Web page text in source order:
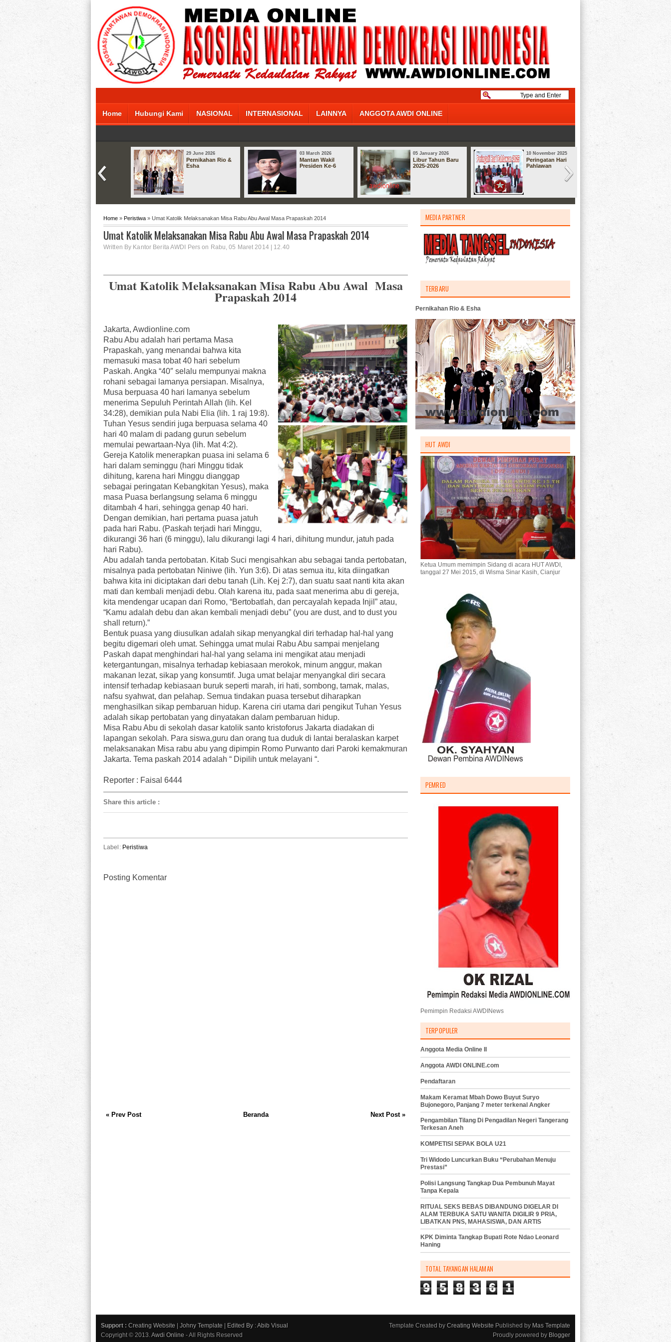
Home Hubungi Kami NASIONAL INTERNASIONAL LAINNYA ANGGOTA AWDI ONLINE
29 June 2026
Pernikahan Rio &
Esha
03 March 2026
Mantan Wakil
Presiden Ke-6
05 January 2026
Libur Tahun Baru
2025-2026
10 November 2025
Peringatan Hari
Pahlawan
Home » Peristiwa » Umat Katolik Melaksanakan Misa Rabu Abu Awal Masa Prapaskah 2014
Umat Katolik Melaksanakan Misa Rabu Abu Awal Masa Prapaskah 2014
Written By Kantor Berita AWDI Pers on Rabu, 05 Maret 2014 | 12.40
Umat Katolik Melaksanakan Misa Rabu Abu Awal Masa
Prapaskah 2014
Jakarta, Awdionline.com
Rabu Abu adalah hari pertama Masa
Prapaskah, yang menandai bahwa kita
memasuki masa tobat 40 hari sebelum
Paskah. Angka “40″ selalu mempunyai makna
rohani sebagai lamanya persiapan. Misalnya,
Musa berpuasa 40 hari lamanya sebelum
menerima Sepuluh Perintah Allah (lih. Kel
34:28), demikian pula Nabi Elia (lih. 1 raj 19:8).
Tuhan Yesus sendiri juga berpuasa selama 40
hari 40 malam di padang gurun sebelum
memulai pewartaan-Nya (lih. Mat 4:2).
Gereja Katolik menerapkan puasa ini selama 6
hari dalam seminggu (hari Minggu tidak
dihitung, karena hari Minggu dianggap
sebagai peringatan Kebangkitan Yesus), maka
masa Puasa berlangsung selama 6 minggu
ditambah 4 hari, sehingga genap 40 hari.
Dengan demikian, hari pertama puasa jatuh
pada hari Rabu. (Paskah terjadi hari Minggu,
dikurangi 36 hari (6 minggu), lalu dikurangi lagi 4 hari, dihitung mundur, jatuh pada
hari Rabu).
Abu adalah tanda pertobatan. Kitab Suci mengisahkan abu sebagai tanda pertobatan,
misalnya pada pertobatan Niniwe (lih. Yun 3:6). Di atas semua itu, kita diingatkan
bahwa kita ini diciptakan dari debu tanah (Lih. Kej 2:7), dan suatu saat nanti kita akan
mati dan kembali menjadi debu. Olah karena itu, pada saat menerima abu di gereja,
kita mendengar ucapan dari Romo, “Bertobatlah, dan percayalah kepada Injil” atau,
“Kamu adalah debu dan akan kembali menjadi debu” (you are dust, and to dust you
shall return).”
Bentuk puasa yang diusulkan adalah sikap menyangkal diri terhadap hal-hal yang
begitu digemari oleh umat. Sehingga umat mulai Rabu Abu sampai menjelang
Paskah dapat menghindari hal-hal yang selama ini mengikat atau menjadi
ketergantungan, misalnya terhadap kebiasaan merokok, minum anggur, makan
makanan lezat, sikap yang konsumtif. Juga umat belajar menyangkal diri secara
intensif terhadap kebiasaan buruk seperti marah, iri hati, sombong, tamak, malas,
nafsu syahwat, dan pelahap. Semua tindakan puasa tersebut diharapkan
menghasilkan sikap pembaruan hidup. Karena ciri utama dari pengikut Tuhan Yesus
adalah sikap pertobatan yang dinyatakan dalam pembaruan hidup.
Misa Rabu Abu di sekolah dasar katolik santo kristoforus Jakarta diadakan di
lapangan sekolah. Para siswa,guru dan orang tua duduk di lantai beralaskan karpet
melaksanakan Misa rabu abu yang dipimpin Romo Purwanto dari Paroki kemakmuran
Jakarta. Tema paskah 2014 adalah “ Dipilih untuk melayani “.
Reporter : Faisal 6444
Share this article :
Label: Peristiwa
Posting Komentar
« Prev Post Next Post »
Beranda
MEDIA PARTNER
TERBARU
Pernikahan Rio & Esha
HUT AWDI
Ketua Umum memimpin Sidang di acara HUT AWDI,
tanggal 27 Mei 2015, di Wisma Sinar Kasih, Cianjur
PEMRED
Pemimpin Redaksi AWDINews
TERPOPULER
Anggota Media Online II
Anggota AWDI ONLINE.com
Pendaftaran
Makam Keramat Mbah Dowo Buyut Suryo
Bujonegoro, Panjang 7 meter terkenal Angker
Pengambilan Tilang Di Pengadilan Negeri Tangerang
Terkesan Aneh
KOMPETISI SEPAK BOLA U21
Tri Widodo Luncurkan Buku “Perubahan Menuju
Prestasi”
Polisi Langsung Tangkap Dua Pembunuh Mayat
Tanpa Kepala
RITUAL SEKS BEBAS DIBANDUNG DIGELAR DI
ALAM TERBUKA SATU WANITA DIGILIR 9 PRIA,
LIBATKAN PNS, MAHASISWA, DAN ARTIS
KPK Diminta Tangkap Bupati Rote Ndao Leonard
Haning
TOTAL TAYANGAN HALAMAN
9 5 8 3 6 1
Support : Creating Website | Johny Template | Edited By : Abib Visual
Copyright © 2013. Awdi Online - All Rights Reserved
Template Created by Creating Website Published by Mas Template
Proudly powered by Blogger